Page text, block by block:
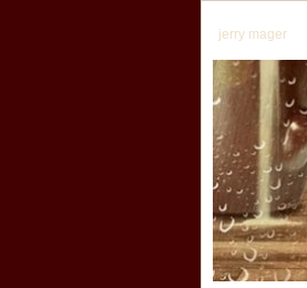
jerry mager